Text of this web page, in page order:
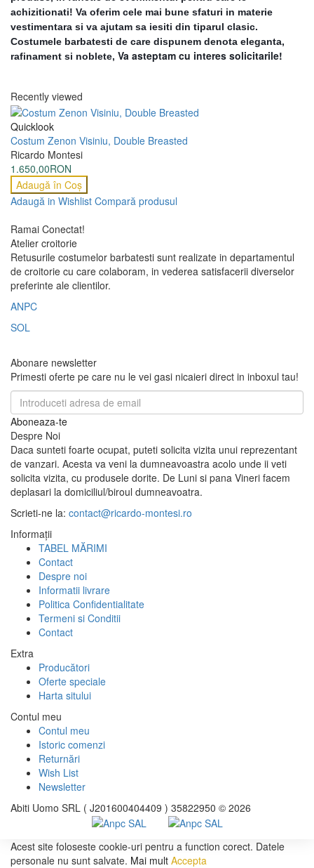
achizitionati! Va oferim cele mai bune sfaturi in materie
vestimentara si va ajutam sa iesiti din tiparul clasic.
Costumele barbatesti de care dispunem denota eleganta,
rafinament si noblete, Va asteptam cu interes solicitarile!
Recently viewed
Quicklook
Costum Zenon Visiniu, Double Breasted
Ricardo Montesi
1.650,00RON
Adaugă în Coş
Adaugă in Wishlist Compară produsul
Ramai Conectat!
Atelier croitorie
Retusurile costumelor barbatesti sunt realizate in departamentul
de croitorie cu care colaboram, in vederea satisfacerii diverselor
preferinte ale clientilor.
ANPC
SOL
Abonare newsletter
Primesti oferte pe care nu le vei gasi nicaieri direct in inboxul tau!
Aboneaza-te
Despre Noi
Daca sunteti foarte ocupat, puteti solicita vizita unui reprezentant
de vanzari. Acesta va veni la dumneavoastra acolo unde ii veti
solicita vizita, cu produsele dorite. De Luni si pana Vineri facem
deplasari la domiciliul/biroul dumneavoatra.
Scrieti-ne la: contact@ricardo-montesi.ro
Informaţii
TABEL MĂRIMI
Contact
Despre noi
Informatii livrare
Politica Confidentialitate
Termeni si Conditii
Contact
Extra
Producători
Oferte speciale
Harta sitului
Contul meu
Contul meu
Istoric comenzi
Returnări
Wish List
Newsletter
Abiti Uomo SRL ( J201600404409 ) 35822950 © 2026
Acest site foloseste cookie-uri pentru a function corect. Datele
personale nu sunt salvate. Mai mult Accepta